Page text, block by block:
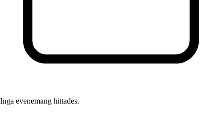
Inga evenemang hittades.